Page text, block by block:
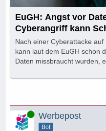
EuGH: Angst vor
Cyberangriff kann
begründen
Nach einer Cyberattacke
kann laut dem EuGH schon
Daten missbraucht wurden,
Online Werbepost
Bot